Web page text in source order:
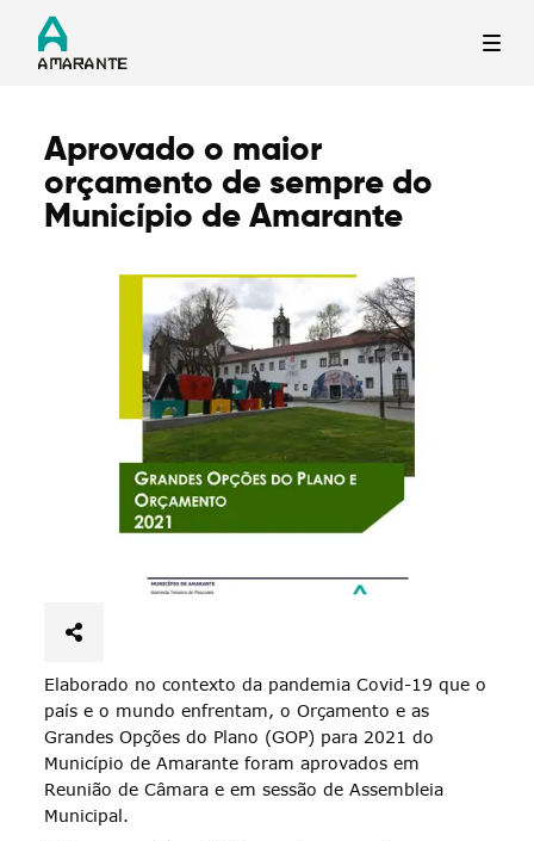
Termo de Pesquisa
Categorias gerais
Aprovado o maior
orçamento de sempre do
Município de Amarante
Elaborado no contexto da pandemia Covid-19 que o
país e o mundo enfrentam, o Orçamento e as
Grandes Opções do Plano (GOP) para 2021 do
Município de Amarante foram aprovados em
Reunião de Câmara e em sessão de Assembleia
Municipal.